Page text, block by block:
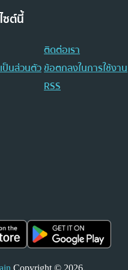
ซต์นี้
ติดต่อเรา
ป็นส่วนตัวข้อตกลงในการใช้งาน
RSS
Copyright © 2026.